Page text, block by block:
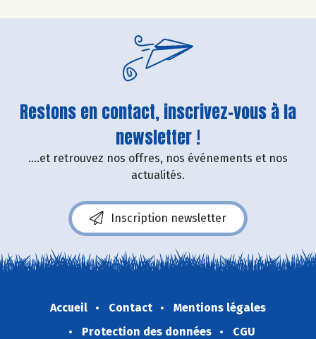
Restons en contact, inscrivez-vous à la
newsletter !
....et retrouvez nos offres, nos événements et nos
actualités.
Inscription newsletter
Accueil Contact
Mentions légales
Protection des données
CGU